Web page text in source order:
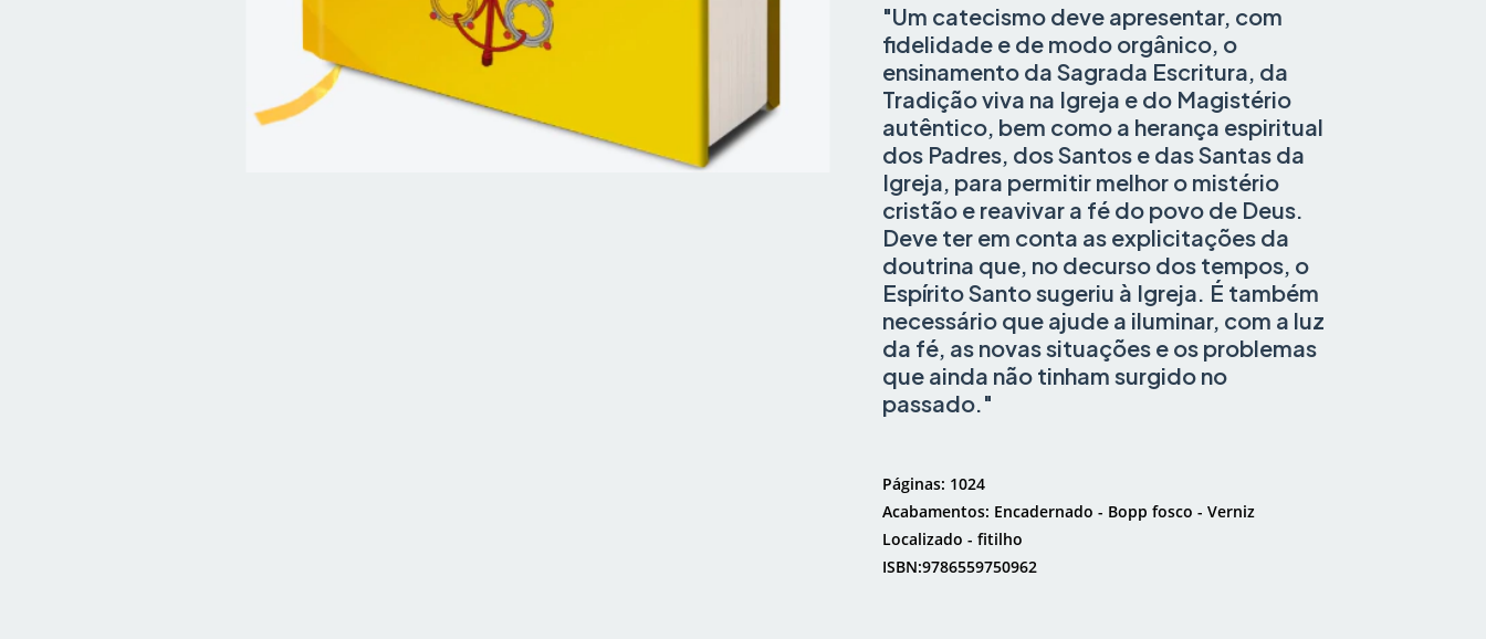
"Um catecismo deve apresentar, com
fidelidade e de modo orgânico, o
ensinamento da Sagrada Escritura, da
Tradição viva na Igreja e do Magistério
autêntico, bem como a herança espiritual
dos Padres, dos Santos e das Santas da
Igreja, para permitir melhor o mistério
cristão e reavivar a fé do povo de Deus.
Deve ter em conta as explicitações da
doutrina que, no decurso dos tempos, o
Espírito Santo sugeriu à Igreja. É também
necessário que ajude a iluminar, com a luz
da fé, as novas situações e os problemas
que ainda não tinham surgido no
passado."
Páginas: 1024
Acabamentos: Encadernado - Bopp fosco - Verniz
Localizado - fitilho
ISBN:9786559750962